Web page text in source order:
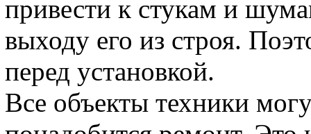
привести к стукам и
выходу его из строя.
перед установкой.
Все объекты техники